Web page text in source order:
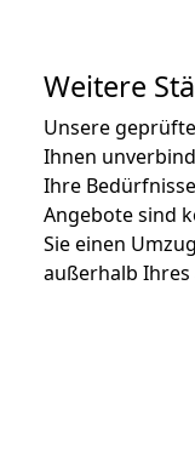
Weitere
Unsere
Ihnen
Ihre
Angebote sind
Sie einen
außerhalb